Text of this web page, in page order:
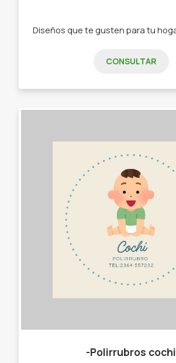
CONSULTAR
-Polirrubros cochi